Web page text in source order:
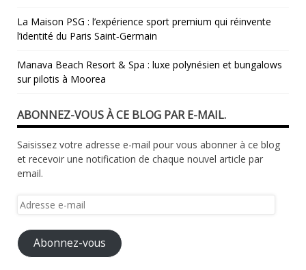
La Maison PSG : l’expérience sport premium qui réinvente
l’identité du Paris Saint‑Germain
Manava Beach Resort & Spa : luxe polynésien et bungalows
sur pilotis à Moorea
ABONNEZ-VOUS À CE BLOG PAR E-MAIL.
Saisissez votre adresse e-mail pour vous abonner à ce blog
et recevoir une notification de chaque nouvel article par
email.
Adresse
mail
Abonnez-vous